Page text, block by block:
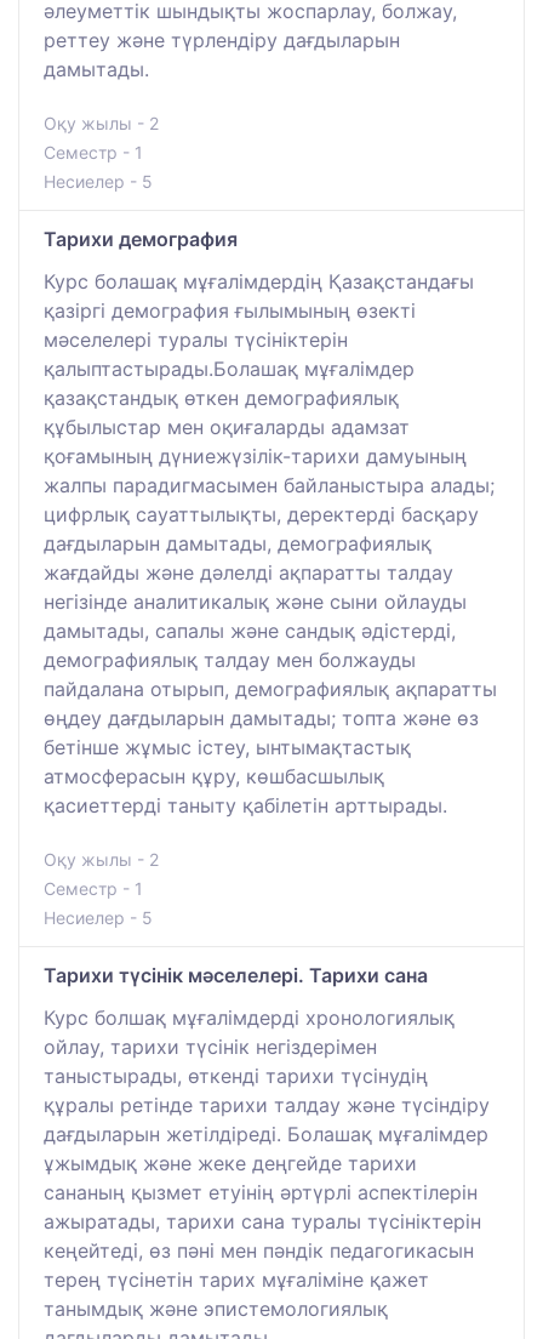
әлеуметтік шындықты жоспарлау, болжау,
реттеу және түрлендіру дағдыларын
дамытады.
Оқу жылы - 2
Семестр - 1
Несиелер - 5
Тарихи демография
Курс болашақ мұғалімдердің Қазақстандағы
қазіргі демография ғылымының өзекті
мәселелері туралы түсініктерін
қалыптастырады.Болашақ мұғалімдер
қазақстандық өткен демографиялық
құбылыстар мен оқиғаларды адамзат
қоғамының дүниежүзілік-тарихи дамуының
жалпы парадигмасымен байланыстыра алады;
цифрлық сауаттылықты, деректерді басқару
дағдыларын дамытады, демографиялық
жағдайды және дәлелді ақпаратты талдау
негізінде аналитикалық және сыни ойлауды
дамытады, сапалы және сандық әдістерді,
демографиялық талдау мен болжауды
пайдалана отырып, демографиялық ақпаратты
өңдеу дағдыларын дамытады; топта және өз
бетінше жұмыс істеу, ынтымақтастық
атмосферасын құру, көшбасшылық
қасиеттерді таныту қабілетін арттырады.
Оқу жылы - 2
Семестр - 1
Несиелер - 5
Тарихи түсінік мәселелері. Тарихи сана
Курс болшақ мұғалімдерді хронологиялық
ойлау, тарихи түсінік негіздерімен
таныстырады, өткенді тарихи түсінудің
құралы ретінде тарихи талдау және түсіндіру
дағдыларын жетілдіреді. Болашақ мұғалімдер
ұжымдық және жеке деңгейде тарихи
сананың қызмет етуінің әртүрлі аспектілерін
ажыратады, тарихи сана туралы түсініктерін
кеңейтеді, өз пәні мен пәндік педагогикасын
терең түсінетін тарих мұғаліміне қажет
танымдық және эпистемологиялық